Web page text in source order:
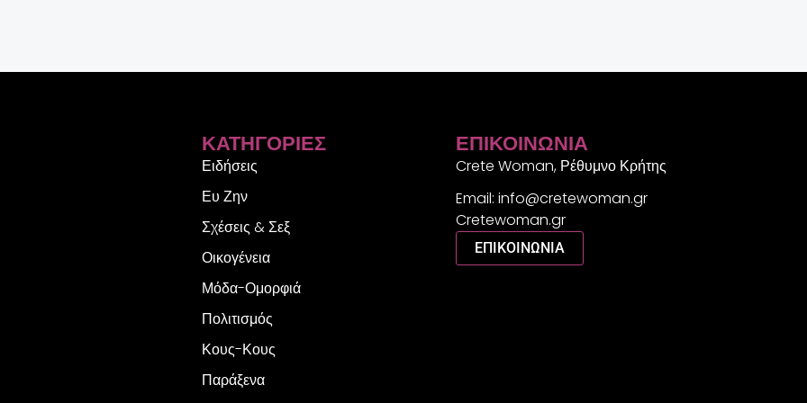
ΚΑΤΗΓΟΡΊΕΣ
Ειδήσεις
Ευ Ζην
Σχέσεις & Σεξ
Οικογένεια
Μόδα-Ομορφιά
Πολιτισμός
Κους-Κους
Παράξενα
ΕΠΙΚΟΙΝΩΝΊΑ
Crete Woman, Ρέθυμνο Κρήτης
Email: info@cretewoman.gr
Cretewoman.gr
ΕΠΙΚΟΙΝΩΝΙΑ